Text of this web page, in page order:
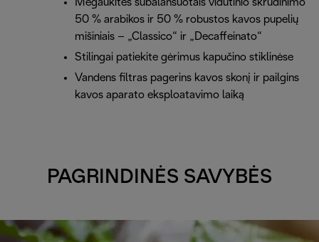
Mėgaukitės subalansuotais vidutinio skrudinimo
50 % arabikos ir 50 % robustos kavos pupelių
mišiniais – „Classico“ ir „Decaffeinato“
Stilingai patiekite gėrimus kapučino stiklinėse
Vandens filtras pagerins kavos skonį ir pailgins
kavos aparato eksploatavimo laiką
PAGRINDINĖS SAVYBĖS